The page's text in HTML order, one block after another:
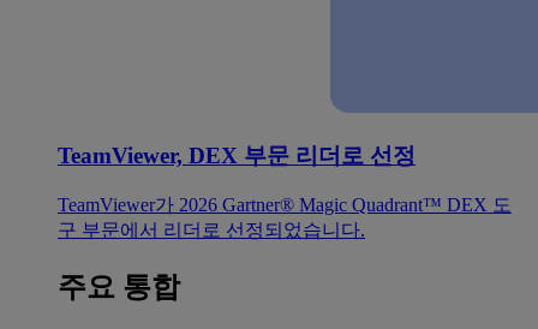
TeamViewer, DEX 부문 리더로 선정
TeamViewer가 2026 Gartner® Magic Quadrant™ DEX 도
구 부문에서 리더로 선정되었습니다.
주요 통합